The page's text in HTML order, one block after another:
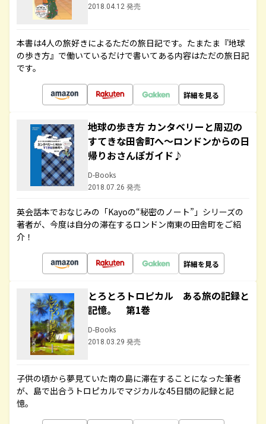
2018.04.12 発売
本書は4人の旅好きによるただの旅日記です。たまたま『地球
の歩き方』で働いているだけで書いてある内容はただの旅日記
です。
詳細を見る
地球の歩き方 カンタベリーと周辺の
すてきな田舎町へ～ロンドンからの日
帰りおさんぽガイド♪
D-Books
2018.07.26 発売
英会話本でおなじみの「Kayoの“秘密のノート”」シリーズの
著者が、今度は自分の滞在するロンドン南東の田舎町をご紹
介！
詳細を見る
とろとろトロピカル ある旅の記録と
記憶。 第1巻
D-Books
2018.03.29 発売
子供の頃から夢見ていた南の島に滞在することになった筆者
が、島で出合うトロピカルでマジカルな45日間の記録と記
憶。